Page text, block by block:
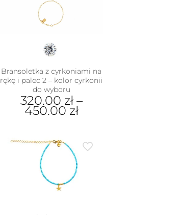
Bransoletka z cyrkoniami na
rękę i palec 2 – kolor cyrkonii
do wyboru
320.00 zł–
450.00 zł
ma
wariantów.
można